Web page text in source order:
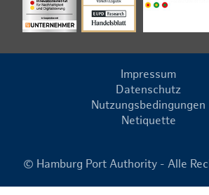
Impressum
Datenschutz
Nutzungsbedingungen
Netiquette
© Hamburg Port Authority - Alle